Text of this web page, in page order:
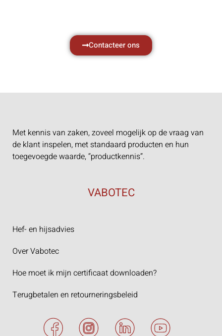
Contacteer ons
Met kennis van zaken, zoveel mogelijk op de vraag van
de klant inspelen, met standaard producten en hun
toegevoegde waarde, “productkennis”.
VABOTEC
Hef- en hijsadvies
Over Vabotec
Hoe moet ik mijn certificaat downloaden?
Terugbetalen en retourneringsbeleid